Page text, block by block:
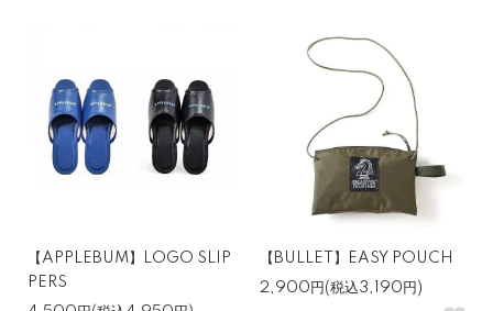
【APPLEBUM】LOGO SLIP
PERS
【BULLET】EASY POUCH
2,900円(税込3,190円)